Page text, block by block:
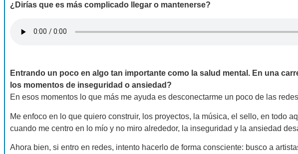
¿Dirías que es más complicado llegar o mantenerse?
Entrando un poco en algo tan importante como la salud mental. En una
los momentos de inseguridad o ansiedad?
En esos momentos lo que más me ayuda es desconectarme un poco de las
Me enfoco en lo que quiero construir, los proyectos, la música, el sello, en todo
cuando me centro en lo mío y no miro alrededor, la inseguridad y la ansiedad
Ahora bien, si entro en redes, intento hacerlo de forma consciente: busco a